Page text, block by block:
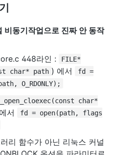
비동기작업으로 진짜 안 동작
448라인 :
FILE*
char* path ) 에서
fd =
O_RDONLY);
char*
에서
fd = open(path, flags
리 함수가 아닌 리눅스 커널